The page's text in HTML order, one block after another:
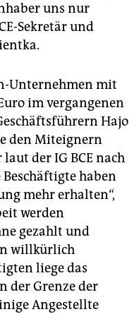
uns nur
Sekretär und
Unternehmen mit
im vergangenen
Hajo
den Miteignern
der IG BCE nach
haben
mehr erhalten“,
werden
gezahlt und
willkürlich
liege das
der Grenze der
Angestellte